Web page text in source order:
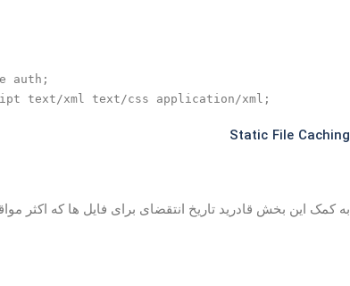
auth;
Static File Caching
به کمک این بخش قادرید تاریخ انتقضای برای فایل ها که اکثر